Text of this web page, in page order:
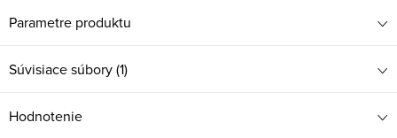
Parametre produktu
Súvisiace súbory (1)
Hodnotenie